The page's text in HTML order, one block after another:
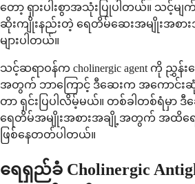
တော့ ရှားပါးစွာအသုံးပြုပါတယ်။ သင့်
ဆိုးကျိုးနည်းတဲ့ ရေတိမ်ဆေးအမျိုးအစာ
များပါတယ်။
သင့်ဆရာဝန်က cholinergic agent ကို ညွှ
အတွက် ဘာကြောင့် ဒီဆေးက အကောင်း
တာ ရှင်းပြပါလိမ့်မယ်။ တစ်ခါတစ်ရံမှာ
ရေတိမ်အမျိုးအစားအချို့အတွက် အထိရေ
ဖြစ်နေတတ်ပါတယ်။
ရေရှည်ခံ Cholinergic